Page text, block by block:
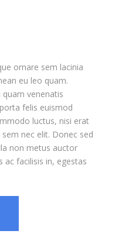
ornare sem lacinia
eu leo quam.
quam venenatis
felis euismod
luctus, nisi erat
nec elit. Donec sed
non metus auctor
ac facilisis in, egestas